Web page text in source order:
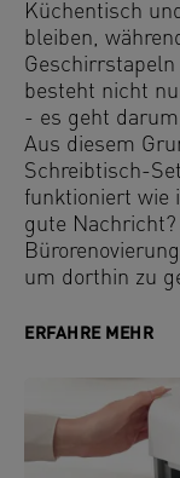
Küchentisch
bleiben,
besteht nicht
- es geht
Aus diesem
Schreibtisch-
funktioniert wie
gute
um dorthin zu
ERFAHRE MEHR